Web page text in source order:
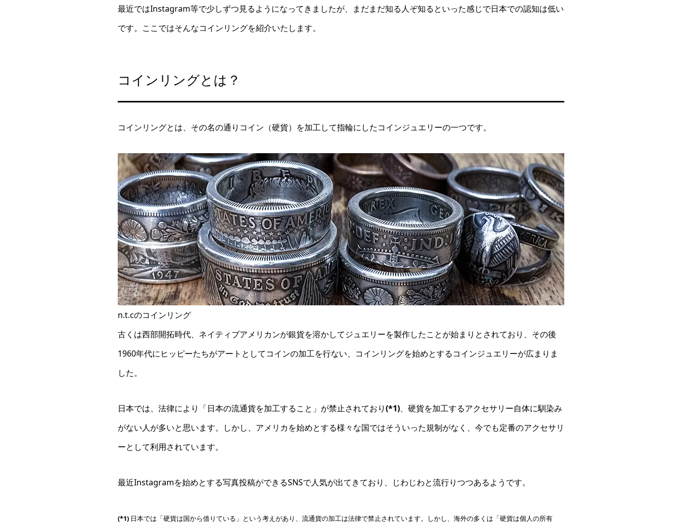
最近ではInstagram等で少しずつ見るようになってきましたが、まだまだ知る人ぞ知るといった感じで日本での認知は低い
です。ここではそんなコインリングを紹介いたします。
コインリングとは？
コインリングとは、その名の通りコイン（硬貨）を加工して指輪にしたコインジュエリーの一つです。
n.t.cのコインリング
古くは西部開拓時代、ネイティブアメリカンが銀貨を溶かしてジュエリーを製作したことが始まりとされており、その後
1960年代にヒッピーたちがアートとしてコインの加工を行ない、コインリングを始めとするコインジュエリーが広まりま
した。
日本では、法律により「日本の流通貨を加工すること」が禁止されており(*1)、硬貨を加工するアクセサリー自体に馴染み
がない人が多いと思います。しかし、アメリカを始めとする様々な国ではそういった規制がなく、今でも定番のアクセサリ
ーとして利用されています。
最近Instagramを始めとする写真投稿ができるSNSで人気が出てきており、じわじわと流行りつつあるようです。
(*1) 日本では「硬貨は国から借りている」という考えがあり、流通貨の加工は法律で禁止されています。しかし、海外の多くは「硬貨は個人の所有